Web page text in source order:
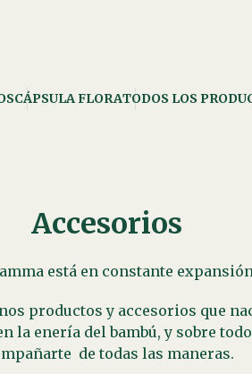
CÁPSULA FLORATODOS LOS
Accesorios
está en constante
productos y accesorios que
la enería del bambú, y sobre
de todas las maneras.